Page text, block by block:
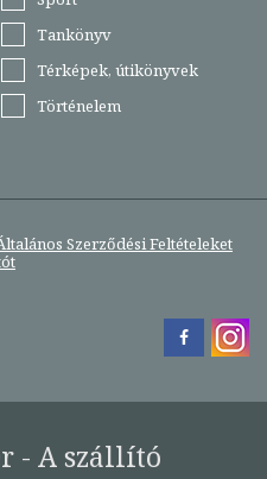
Tankönyv
Térképek, útikönyvek
Történelem
Szerződési Feltételeket
- A szállító